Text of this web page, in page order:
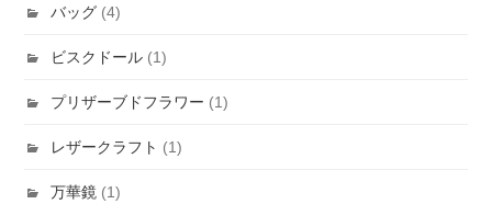
バッグ (4)
ビスクドール (1)
プリザーブドフラワー (1)
レザークラフト (1)
万華鏡 (1)